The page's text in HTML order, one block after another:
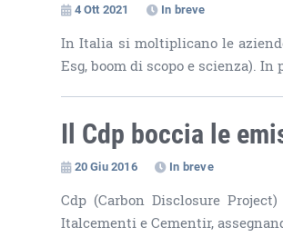
4 Ott 2021 In breve
In Italia si moltiplicano le
Esg, boom di scopo e scienza). In
Il Cdp boccia le
20 Giu 2016 In breve
Cdp (Carbon Disclosure
Italcementi e Cementir,